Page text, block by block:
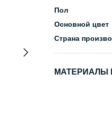
Пол
Основной цвет
Страна
МАТЕРИАЛЫ